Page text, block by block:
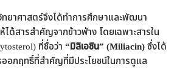
ยาศาสตร์จึงได้ทำการศึกษาและพัฒนา
ได้สารสำคัญจากข้าวฟ่าง โดยเฉพาะสารใน
ที่ชื่อว่า “มิลิเอซิน” (Miliacin)ซึ่งได้
ออกฤทธิ์ที่สำคัญที่มีประโยชน์ในการดูแล